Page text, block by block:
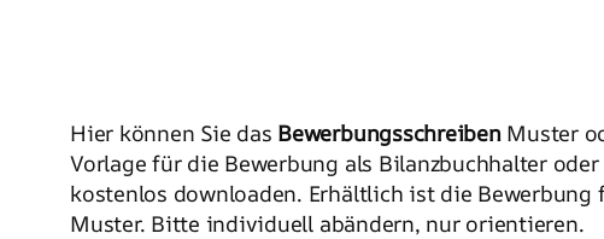
Hier können Sie das BewerbungsschreibenMuster
Vorlage für die Bewerbung als Bilanzbuchhalter
kostenlos downloaden. Erhältlich ist die Bewerbung
Muster. Bitte individuell abändern, nur orientieren.